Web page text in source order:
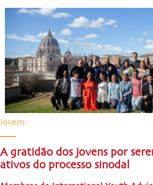
Jovens
A gratidão dos jovens por
ativos do processo sinodal